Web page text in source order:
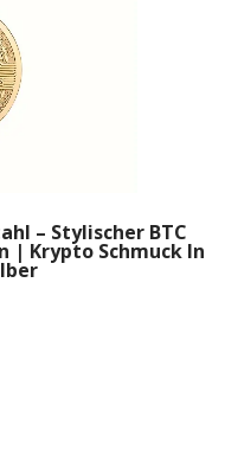
– Stylischer BTC
| Krypto Schmuck In